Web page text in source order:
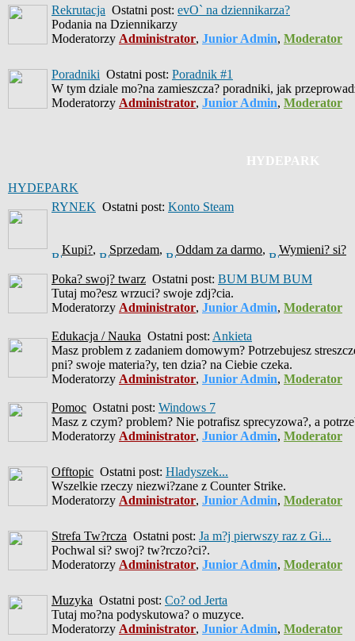
Rekrutacja Ostatni post: evO` na dziennikarza?
Podania na Dziennikarzy
Moderatorzy Administrator, Junior Admin, Moderator
Poradniki Ostatni post: Poradnik #1
W tym dziale mo?na zamieszcza? poradniki, jak
Moderatorzy Administrator, Junior Admin, Moderator
HYDEPARK
HYDEPARK
RYNEK Ostatni post: Konto Steam
Kupi?, Sprzedam, Oddam za darmo, Wymieni? si?
Poka? swoj? twarz Ostatni post: BUM BUM BUM
Tutaj mo?esz wrzuci? swoje zdj?cia.
Moderatorzy Administrator, Junior Admin, Moderator
Edukacja / Nauka Ostatni post: Ankieta
Masz problem z zadaniem domowym? Potrzebujesz
pni? swoje materia?y, ten dzia? na Ciebie czeka.
Moderatorzy Administrator, Junior Admin, Moderator
Pomoc Ostatni post: Windows 7
Masz z czym? problem? Nie potrafisz sprecyzowa?, a
Moderatorzy Administrator, Junior Admin, Moderator
Offtopic Ostatni post: Hladyszek...
Wszelkie rzeczy niezwi?zane z Counter Strike.
Moderatorzy Administrator, Junior Admin, Moderator
Strefa Tw?rcza Ostatni post: Ja m?j pierwszy raz z Gi...
Pochwal si? swoj? tw?rczo?ci?.
Moderatorzy Administrator, Junior Admin, Moderator
Muzyka Ostatni post: Co? od Jerta
Tutaj mo?na podyskutowa? o muzyce.
Moderatorzy Administrator, Junior Admin, Moderator